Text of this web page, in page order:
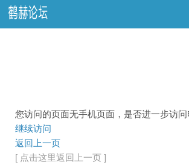
您访问的页面无手机页面，是否进一步访问
继续访问
返回上一页
[ 点击这里返回上一页 ]